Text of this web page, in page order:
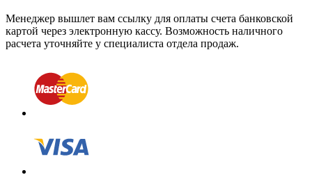
Менеджер вышлет вам ссылку для оплаты счета банковской
картой через электронную кассу. Возможность наличного
расчета уточняйте у специалиста отдела продаж.